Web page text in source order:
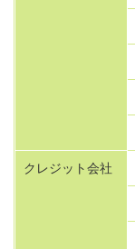
クレジット会社